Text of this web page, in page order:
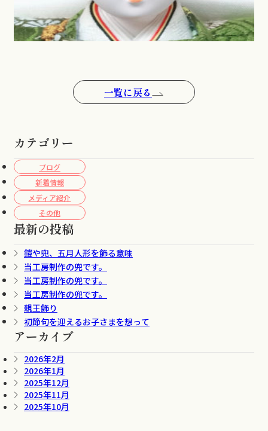
カテゴリー
ブログ
新着情報
メディア紹介
その他
最新の投稿
鎧や兜、五月人形を飾る意味
当工房制作の兜です。
当工房制作の兜です。
当工房制作の兜です。
親王飾り
初節句を迎えるお子さまを想って
アーカイブ
2026年2月
2026年1月
2025年12月
2025年11月
2025年10月
一覧に戻る